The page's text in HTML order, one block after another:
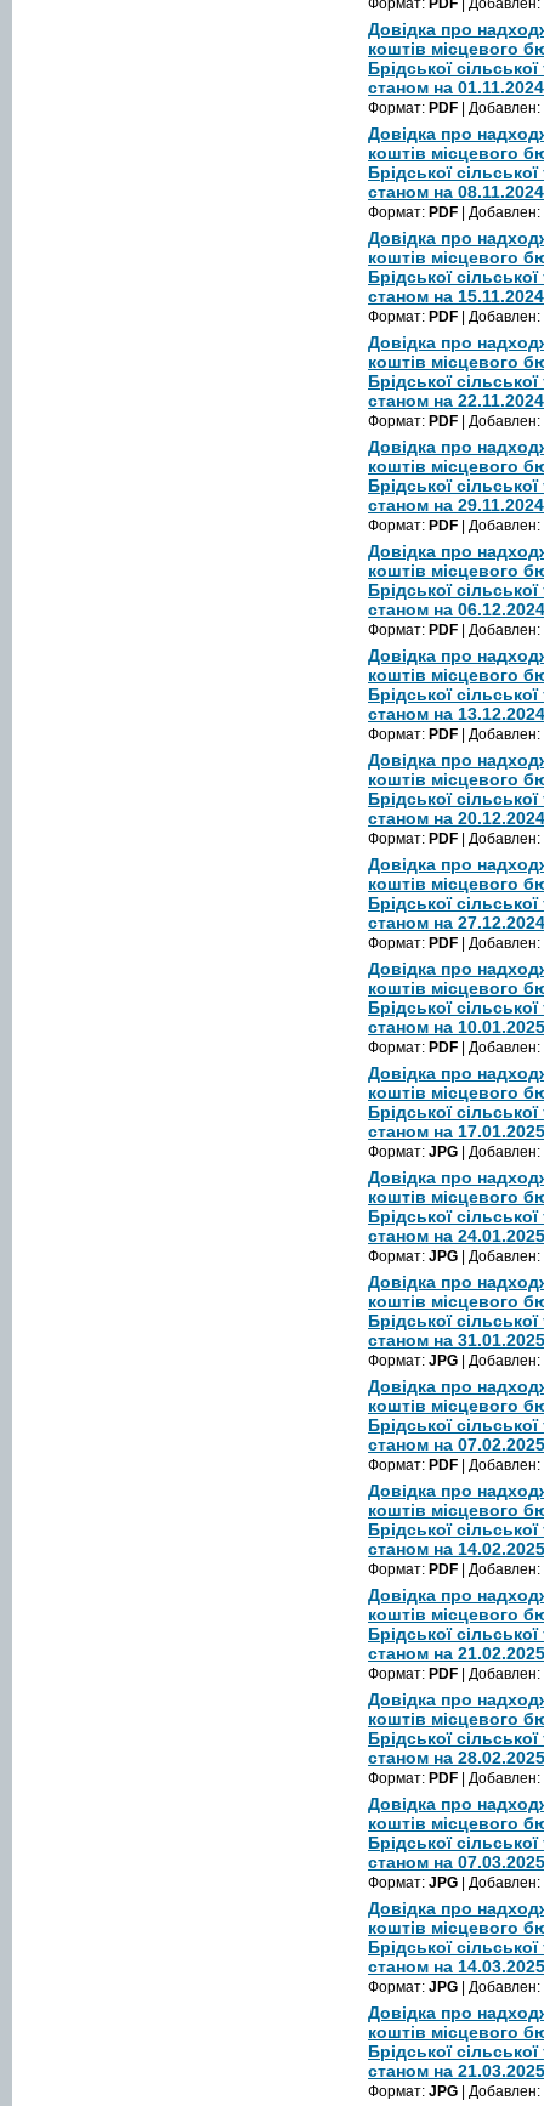
Довідка про
коштів місцевого
Брідської
станом на 01.11.2024
Формат: PDF | Добавлен:
Довідка про
коштів місцевого
Брідської
станом на 08.11.2024
Формат: PDF | Добавлен:
Довідка про
коштів місцевого
Брідської
станом на 15.11.2024
Формат: PDF | Добавлен:
Довідка про
коштів місцевого
Брідської
станом на 22.11.2024
Формат: PDF | Добавлен:
Довідка про
коштів місцевого
Брідської
станом на 29.11.2024
Формат: PDF | Добавлен:
Довідка про
коштів місцевого
Брідської
станом на 06.12.2024
Формат: PDF | Добавлен:
Довідка про
коштів місцевого
Брідської
станом на 13.12.2024
Формат: PDF | Добавлен:
Довідка про
коштів місцевого
Брідської
станом на 20.12.2024
Формат: PDF | Добавлен:
Довідка про
коштів місцевого
Брідської
станом на 27.12.2024
Формат: PDF | Добавлен:
Довідка про
коштів місцевого
Брідської
станом на 10.01.2025
Формат: PDF | Добавлен:
Довідка про
коштів місцевого
Брідської
станом на 17.01.2025
Формат: JPG | Добавлен:
Довідка про
коштів місцевого
Брідської
станом на 24.01.2025
Формат: JPG | Добавлен:
Довідка про
коштів місцевого
Брідської
станом на 31.01.2025
Формат: JPG | Добавлен:
Довідка про
коштів місцевого
Брідської
станом на 07.02.2025
Формат: PDF | Добавлен:
Довідка про
коштів місцевого
Брідської
станом на 14.02.2025
Формат: PDF | Добавлен:
Довідка про
коштів місцевого
Брідської
станом на 21.02.2025
Формат: PDF | Добавлен:
Довідка про
коштів місцевого
Брідської
станом на 28.02.2025
Формат: PDF | Добавлен:
Довідка про
коштів місцевого
Брідської
станом на 07.03.2025
Формат: JPG | Добавлен:
Довідка про
коштів місцевого
Брідської
станом на 14.03.2025
Формат: JPG | Добавлен:
Довідка про
коштів місцевого
Брідської
станом на 21.03.2025
Формат: JPG | Добавлен: